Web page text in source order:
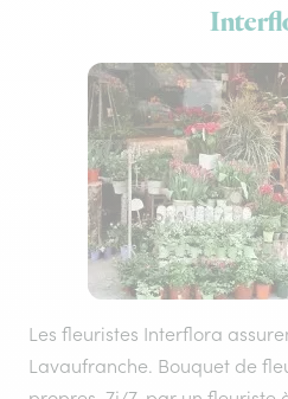
Les fleuristes Interflora
Lavaufranche. Bouquet de